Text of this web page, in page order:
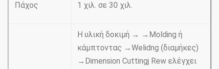
Πάχος 1 χιλ. σε 30 χιλ.
Η υλική δοκιμή → →Molding ή
κάμπτοντας →Welidng (διαμήκες)
→Dimension Cuttingj Rew ελέγχει